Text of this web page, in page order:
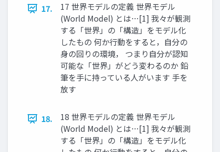
17.
17 世界モデルの定義 世界モデル
(World Model) とは…[1] 我々が観測
する「世界」の「構造」をモデル化
したもの 何か行動をすると，自分の
身の回りの環境， つまり自分が認知
可能な「世界」がどう変わるのか 鉛
筆を手に持っている人がいます 手を
放す
18.
18 世界モデルの定義 世界モデル
(World Model) とは…[1] 我々が観測
する「世界」の「構造」をモデル化